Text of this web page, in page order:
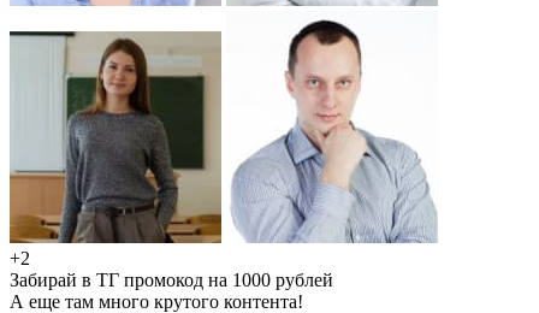
+2
Забирай в ТГ промокод на 1000 рублей
А еще там много крутого контента!